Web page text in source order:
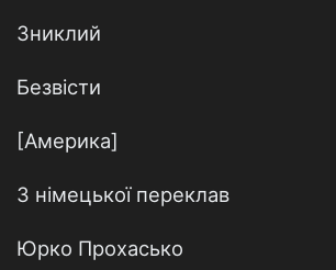
Зниклий
Безвісти
[Америка]
З німецької переклав
Юрко Прохасько